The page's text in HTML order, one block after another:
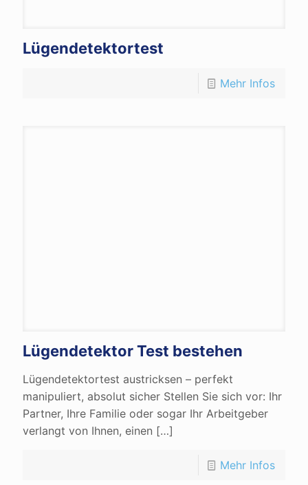
Lügendetektortest
Mehr Infos
Lügendetektor Test bestehen
Lügendetektortest austricksen – perfekt
manipuliert, absolut sicher Stellen Sie sich vor: Ihr
Partner, Ihre Familie oder sogar Ihr Arbeitgeber
verlangt von Ihnen, einen […]
Mehr Infos